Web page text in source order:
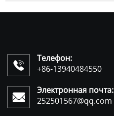

Телефон:
+86-13940484550

Электронная почта:
252501567@qq.com